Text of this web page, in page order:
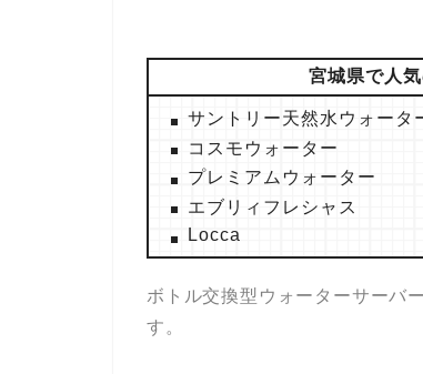
宮城県で人
サントリー天然水ウォータ
コスモウォーター
プレミアムウォーター
エブリィフレシャス
Locca
ボトル交換型ウォーターサーバ
す。